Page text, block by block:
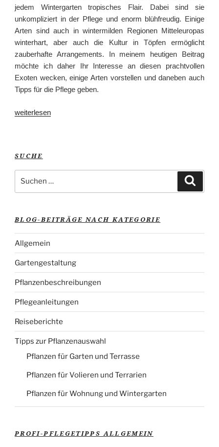
jedem Wintergarten tropisches Flair. Dabei sind sie
unkompliziert in der Pflege und enorm blühfreudig. Einige
Arten sind auch in wintermilden Regionen Mitteleuropas
winterhart, aber auch die Kultur in Töpfen ermöglicht
zauberhafte Arrangements. In meinem heutigen Beitrag
möchte ich daher Ihr Interesse an diesen prachtvollen
Exoten wecken, einige Arten vorstellen und daneben auch
Tipps für die Pflege geben.
„Passion
weiterlesen
SUCHE
nach:
BLOG-BEITRÄGE NACH KATEGORIE
Allgemein
Gartengestaltung
Pflanzenbeschreibungen
Pflegeanleitungen
Reiseberichte
Tipps zur Pflanzenauswahl
Pflanzen für Garten und Terrasse
Pflanzen für Volieren und Terrarien
Pflanzen für Wohnung und Wintergarten
PROFI-PFLEGETIPPS ALLGEMEIN